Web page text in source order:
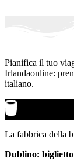
Pianifica il tuo
Irlandaonline:
italiano.
La fabbrica della
Dublino: biglietto